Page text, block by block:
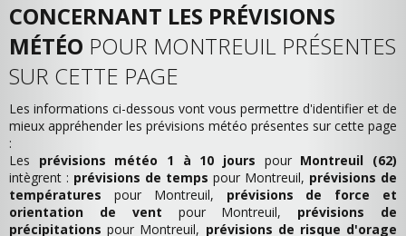
CONCERNANT LES PRÉVISIONS
MÉTÉO POUR MONTREUIL PRÉSENTES
SUR CETTE PAGE
Les informations ci-dessous vont vous permettre d'identifier et de
mieux appréhender les prévisions météo présentes sur cette page
:
Les prévisions météo 1 à 10 jours pour Montreuil (62)
intègrent : prévisions de temps pour Montreuil, prévisions de
températures pour Montreuil, prévisions de force et
orientation de vent pour Montreuil, prévisions de
précipitations pour Montreuil, prévisions de risque d'orage